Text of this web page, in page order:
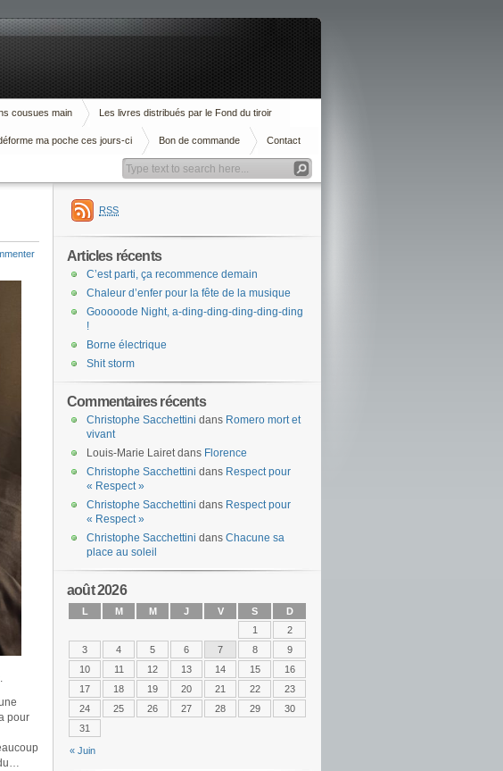
cousues main Les livres distribués par le Fond du tiroir
ma poche ces jours-ci Bon de commande Contact
.
pour
RSS
Articles récents
C’est parti, ça recommence demain
Chaleur d’enfer pour la fête de la musique
Gooooode Night, a-ding-ding-ding-ding-ding
!
Borne électrique
Shit storm
Commentaires récents
Christophe Sacchettini dans Romero mort et
vivant
Louis-Marie Lairetdans Florence
Christophe Sacchettini dans Respect pour
« Respect »
Christophe Sacchettini dans Respect pour
« Respect »
Christophe Sacchettini dans Chacune sa
place au soleil
août 2026
L M M J V S D
« Juin
1
2
3
4 5 6 7 8
9
10
11 12 13 14 15
16
17
18 19 20 21 22
23
24
25 26 27 28 29
30
31